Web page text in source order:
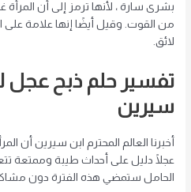
بشرى سارة ، لأنها ترمز إلى أن المرأة
من القوت. وقيل أيضًا إنها علامة
لائق.
تفسير حلم ذبح عجل
سيرين
أخبرنا العالم المحترم ابن سيرين أن
عجلًا دليل على أحداث طيبة وممتعة
الحامل ستمضي هذه الفترة دون